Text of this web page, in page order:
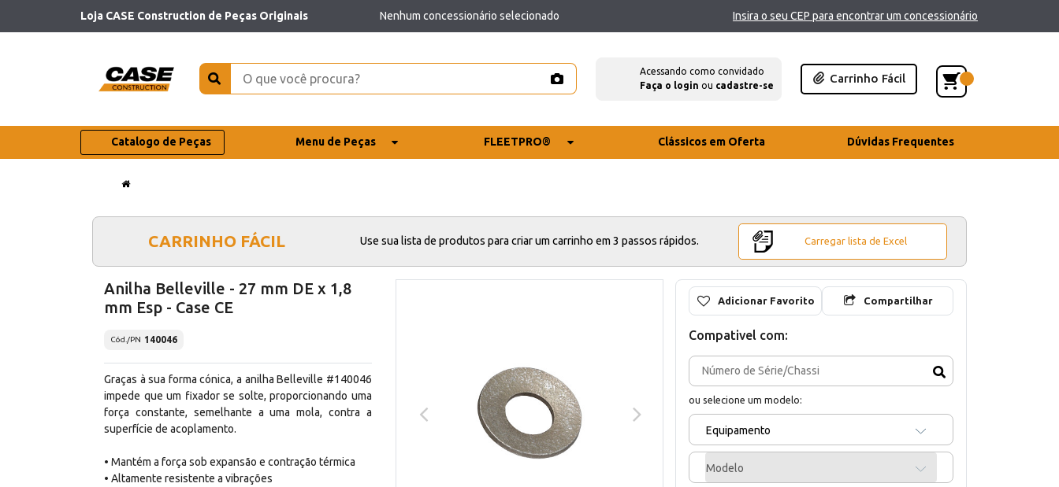
Loja CASE Construction de Peças Originais Nenhum concessionário selecionado Insira o seu CEP para encontrar um concessionário
Acessando como convidado
Faça o login ou cadastre-se
Carrinho Fácil
Catalogo de Peças Menu de Peças FLEETPRO® Clássicos em Oferta Dúvidas Frequentes
CARRINHO FÁCIL Use sua lista de produtos para criar um carrinho em 3 passos rápidos. Carregar lista de Excel
Anilha Belleville - 27 mm DE x 1,8
mm Esp - Case CE
Cód./PN 140046
Graças à sua forma cónica, a anilha Belleville #140046
impede que um fixador se solte, proporcionando uma
força constante, semelhante a uma mola, contra a
superfície de acoplamento.
• Mantém a força sob expansão e contração térmica
• Altamente resistente a vibrações
Adicionar Favorito Compartilhar
Compativel com:
ou selecione um modelo:
Equipamento
Modelo